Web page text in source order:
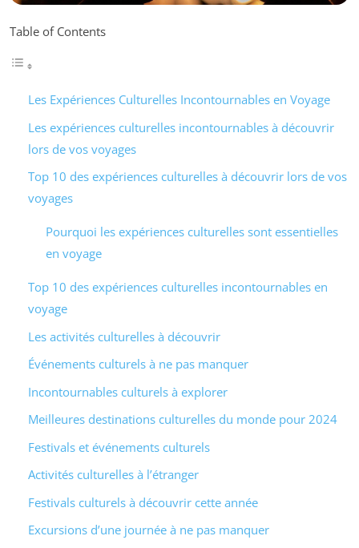
Table of Contents
Les Expériences Culturelles Incontournables en Voyage
Les expériences culturelles incontournables à découvrir
lors de vos voyages
Top 10 des expériences culturelles à découvrir lors de vos
voyages
Pourquoi les expériences culturelles sont essentielles
en voyage
Top 10 des expériences culturelles incontournables en
voyage
Les activités culturelles à découvrir
Événements culturels à ne pas manquer
Incontournables culturels à explorer
Meilleures destinations culturelles du monde pour 2024
Festivals et événements culturels
Activités culturelles à l’étranger
Festivals culturels à découvrir cette année
Excursions d’une journée à ne pas manquer